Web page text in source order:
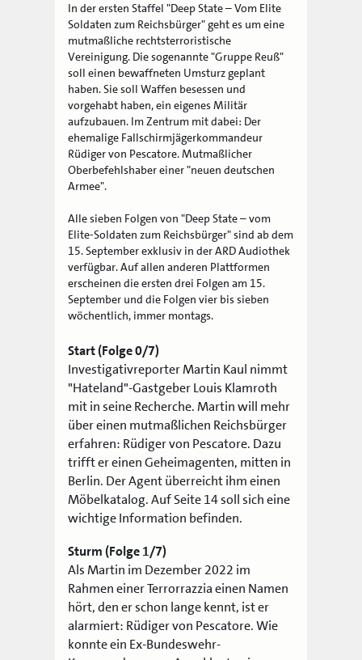
In der ersten Staffel "Deep State – Vom Elite
Soldaten zum Reichsbürger" geht es um eine
mutmaßliche rechtsterroristische
Vereinigung. Die sogenannte "Gruppe Reuß"
soll einen bewaffneten Umsturz geplant
haben. Sie soll Waffen besessen und
vorgehabt haben, ein eigenes Militär
aufzubauen. Im Zentrum mit dabei: Der
ehemalige Fallschirmjägerkommandeur
Rüdiger von Pescatore. Mutmaßlicher
Oberbefehlshaber einer "neuen deutschen
Armee".
Alle sieben Folgen von "Deep State – vom
Elite-Soldaten zum Reichsbürger" sind ab dem
15. September exklusiv in der ARD Audiothek
verfügbar. Auf allen anderen Plattformen
erscheinen die ersten drei Folgen am 15.
September und die Folgen vier bis sieben
wöchentlich, immer montags.
Start (Folge 0/7)
Investigativreporter Martin Kaul nimmt
"Hateland"-Gastgeber Louis Klamroth
mit in seine Recherche. Martin will mehr
über einen mutmaßlichen Reichsbürger
erfahren: Rüdiger von Pescatore. Dazu
trifft er einen Geheimagenten, mitten in
Berlin. Der Agent überreicht ihm einen
Möbelkatalog. Auf Seite 14 soll sich eine
wichtige Information befinden.
Sturm (Folge 1/7)
Als Martin im Dezember 2022 im
Rahmen einer Terrorrazzia einen Namen
hört, den er schon lange kennt, ist er
alarmiert: Rüdiger von Pescatore. Wie
konnte ein Ex-Bundeswehr-